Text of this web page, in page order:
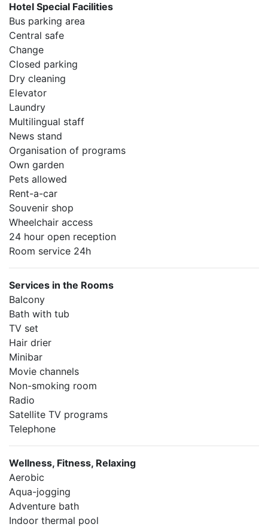
Hotel Special Facilities
Bus parking area
Central safe
Change
Closed parking
Dry cleaning
Elevator
Laundry
Multilingual staff
News stand
Organisation of programs
Own garden
Pets allowed
Rent-a-car
Souvenir shop
Wheelchair access
24 hour open reception
Room service 24h
Services in the Rooms
Balcony
Bath with tub
TV set
Hair drier
Minibar
Movie channels
Non-smoking room
Radio
Satellite TV programs
Telephone
Wellness, Fitness, Relaxing
Aerobic
Aqua-jogging
Adventure bath
Indoor thermal pool